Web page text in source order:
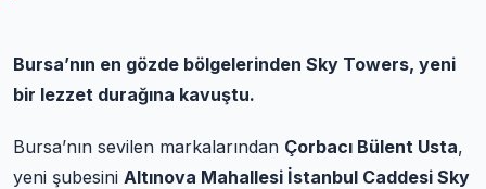
Bursa’nın en gözde bölgelerinden Sky Towers, yeni
bir lezzet durağına kavuştu.
Bursa’nın sevilen markalarından Çorbacı Bülent Usta,
yeni şubesini Altınova Mahallesi İstanbul Caddesi Sky